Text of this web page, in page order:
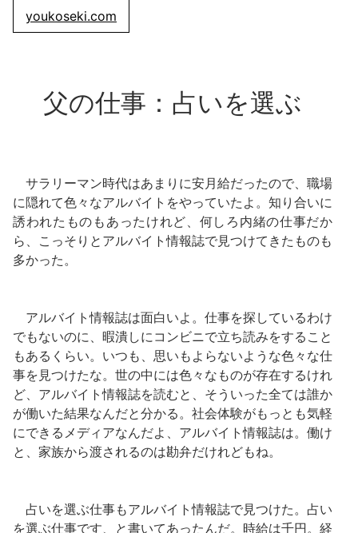
youkoseki.com
父の仕事：占いを選ぶ
サラリーマン時代はあまりに安月給だったので、職場
に隠れて色々なアルバイトをやっていたよ。知り合いに
誘われたものもあったけれど、何しろ内緒の仕事だか
ら、こっそりとアルバイト情報誌で見つけてきたものも
多かった。
アルバイト情報誌は面白いよ。仕事を探しているわけ
でもないのに、暇潰しにコンビニで立ち読みをすること
もあるくらい。いつも、思いもよらないような色々な仕
事を見つけたな。世の中には色々なものが存在するけれ
ど、アルバイト情報誌を読むと、そういった全ては誰か
が働いた結果なんだと分かる。社会体験がもっとも気軽
にできるメディアなんだよ、アルバイト情報誌は。働け
と、家族から渡されるのは勘弁だけれどもね。
占いを選ぶ仕事もアルバイト情報誌で見つけた。占い
を選ぶ仕事です、と書いてあったんだ。時給は千円。経